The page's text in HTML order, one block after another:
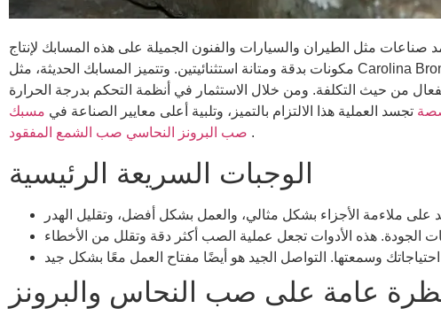
مثل الطيران والسيارات والفنون الجميلة على هذه المسابك لإنتاج
مكونات بدقة ومتانة استثنائيتين. وتتميز المسابك الحديثة، مثل Carolina Bronze Sculpture، وCast Technologies، وAviva Metals، من خلال الجمع بين التكنولوجيا المتقدمة والحرفية المتخصصة. إنهم
من حيث التكلفة. ومن خلال الاستثمار في أنظمة التحكم بدرجة الحرارة
تجسد العملية هذا الالتزام بالتميز، وتلبية أعلى معايير الصناعة في مسبك
.
الوجبات السريعة الرئيسية
عامة على صب النحاس والبرونز